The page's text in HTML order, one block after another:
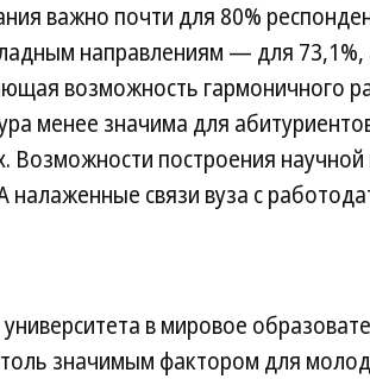
важно почти для 80%
направлениям — для 73,1%,
возможность гармоничного
менее значима для
построения
налаженные связи вуза с
в мировое
значимым фактором для